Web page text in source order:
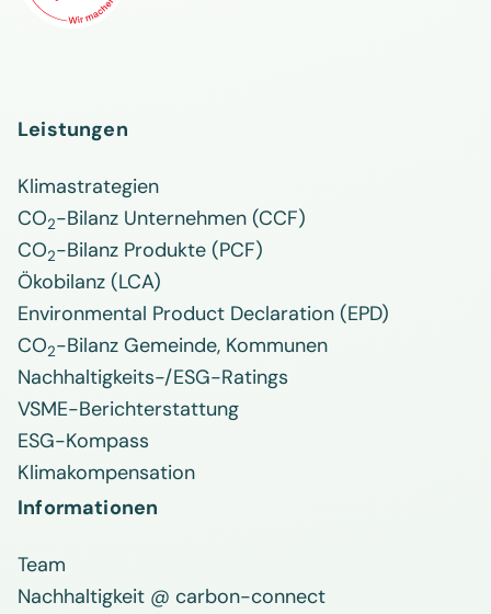
Leistungen
Klimastrategien
CO2-Bilanz Unternehmen (CCF)
CO2-Bilanz Produkte (PCF)
Ökobilanz (LCA)
Environmental Product Declaration (EPD)
CO2-Bilanz Gemeinde, Kommunen
Nachhaltigkeits-/ESG-Ratings
VSME-Berichterstattung
ESG-Kompass
Klimakompensation
Informationen
Team
Nachhaltigkeit @ carbon-connect